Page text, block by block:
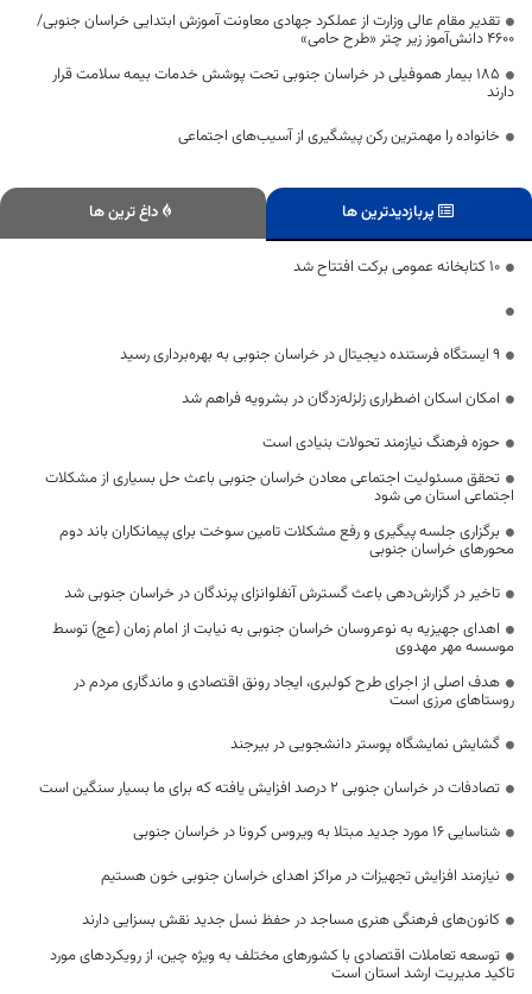
تقدیر مقام عالی وزارت از عملکرد جهادی معاونت آموزش ابتدایی خراسان جنوبی/
۴۶۰۰ دانش‌آموز زیر چتر «طرح حامی»
۱۸۵ بیمار هموفیلی در خراسان جنوبی تحت پوشش خدمات بیمه سلامت قرار
دارند
خانواده را مهمترین رکن پیشگیری از آسیب‌های اجتماعی
پربازدیدترین ها داغ ترین ها
۱۰ کتابخانه عمومی برکت افتتاح شد
۹ ایستگاه فرستنده دیجیتال در خراسان جنوبی به بهره‌برداری رسید
امکان اسکان اضطراری زلزله‌زدگان در بشرویه فراهم شد
حوزه فرهنگ نیازمند تحولات بنیادی است
تحقق مسئولیت اجتماعی معادن خراسان جنوبی باعث حل بسیاری از مشکلات
اجتماعی استان می شود
برگزاری جلسه پیگیری و رفع مشکلات تامین سوخت برای پیمانکاران باند دوم
محورهای خراسان جنوبی
تاخیر در گزارش‌دهی باعث گسترش آنفلوانزای پرندگان در خراسان جنوبی شد
اهدای جهیزیه به نوعروسان خراسان جنوبی به نیابت از امام زمان (عج) توسط
موسسه مهر مهدوی
هدف اصلی از اجرای طرح کولبری، ایجاد رونق اقتصادی و ماندگاری مردم در
روستاهای مرزی است
گشایش نمایشگاه پوستر دانشجویی در بیرجند
تصادفات در خراسان جنوبی ۲ درصد افزایش یافته که برای ما بسیار سنگین است
شناسایی ۱۶ مورد جدید مبتلا به ویروس کرونا در خراسان جنوبی
نیازمند افزایش تجهیزات در مراکز اهدای خراسان جنوبی خون هستیم
کانون‌های فرهنگی هنری مساجد در حفظ نسل جدید نقش بسزایی دارند
توسعه تعاملات اقتصادی با کشورهای مختلف به ویژه چین، از رویکردهای مورد
تاکید مدیریت ارشد استان است